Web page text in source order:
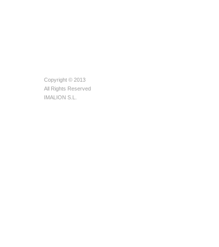
Copyright © 2013
All Rights Reserved
IMALION S.L.